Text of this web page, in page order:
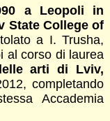
a Leopoli in
State College of
a I. Trusha,
al corso di laurea
arti di Lviv,
completando
Accademia